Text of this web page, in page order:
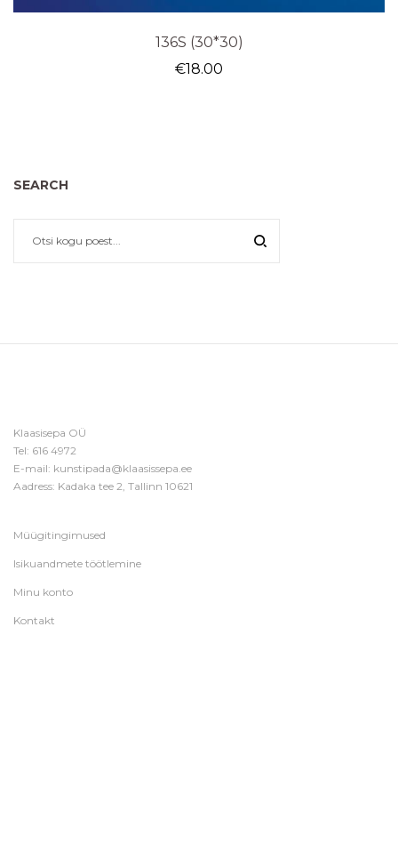
136S (30*30)
€18.00
SEARCH
Klaasisepa OÜ
Tel: 616 4972
E-mail: kunstipada@klaasissepa.ee
Aadress: Kadaka tee 2, Tallinn 10621
Müügitingimused
Isikuandmete töötlemine
Minu konto
Kontakt